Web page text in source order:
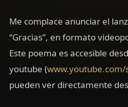
Me complace anunciar el
“Gracias”, en formato
Este poema es accesible
youtube (
pueden ver directamente